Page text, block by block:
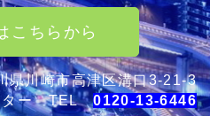
こちらから
川崎市高津区溝口3-21-3
ター TEL0120-13-6446